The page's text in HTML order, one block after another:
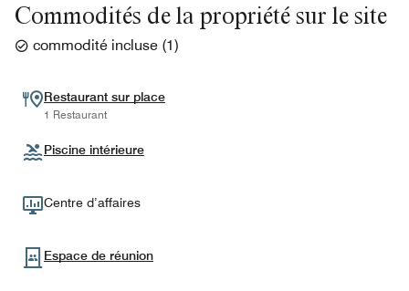
Commodités de la propriété sur le site
commodité incluse (1)
Restaurant sur place
1 Restaurant
Piscine intérieure
Centre d’affaires
Espace de réunion